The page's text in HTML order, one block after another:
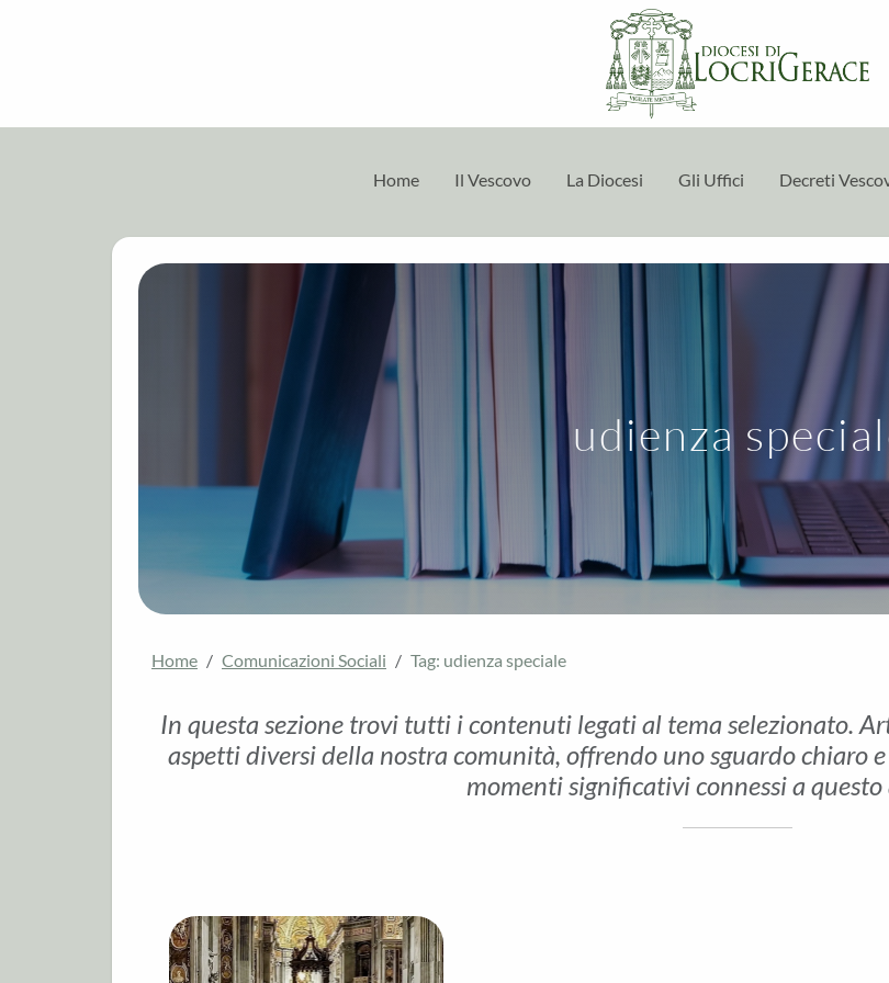
Home Il Vescovo La Diocesi Gli Uffici Decreti
udienza
Home Comunicazioni Sociali Tag: udienza speciale
In questa sezione trovi tutti i contenuti legati al tema selezionato.
aspetti diversi della nostra comunità, offrendo uno sguardo chiaro
momenti significativi connessi a